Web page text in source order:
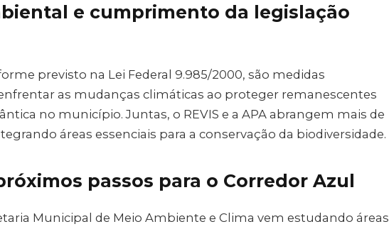
e cumprimento da legislação
previsto na Lei Federal 9.985/2000, são medidas
as mudanças climáticas ao proteger remanescentes
no município. Juntas, o REVIS e a APA abrangem mais de
áreas essenciais para a conservação da biodiversidade.
passos para o Corredor Azul
Municipal de Meio Ambiente e Clima vem estudando áreas